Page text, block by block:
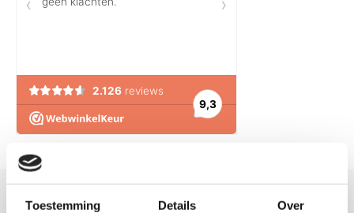
Toestemming Details Over